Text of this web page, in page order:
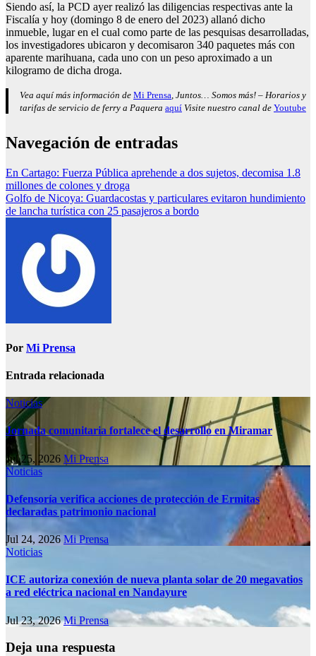
Siendo así, la PCD ayer realizó las diligencias respectivas ante la
Fiscalía y hoy (domingo 8 de enero del 2023) allanó dicho
inmueble, lugar en el cual como parte de las pesquisas desarrolladas,
los investigadores ubicaron y decomisaron 340 paquetes más con
aparente marihuana, cada uno con un peso aproximado a un
kilogramo de dicha droga.
Vea aquí más información de Mi Prensa, Juntos… Somos más! – Horarios y
tarifas de servicio de ferry a Paquera aquí Visite nuestro canal de Youtube
Navegación de entradas
En Cartago: Fuerza Pública aprehende a dos sujetos, decomisa 1.8
millones de colones y droga
Golfo de Nicoya: Guardacostas y particulares evitaron hundimiento
de lancha turística con 25 pasajeros a bordo
Por Mi Prensa
Entrada relacionada
Noticias
Jornada comunitaria fortalece el desarrollo en Miramar
Jul 25, 2026 Mi Prensa
Noticias
Defensoría verifica acciones de protección de Ermitas
declaradas patrimonio nacional
Jul 24, 2026Mi Prensa
Noticias
ICE autoriza conexión de nueva planta solar de 20 megavatios
a red eléctrica nacional en Nandayure
Jul 23, 2026Mi Prensa
Deja una respuesta